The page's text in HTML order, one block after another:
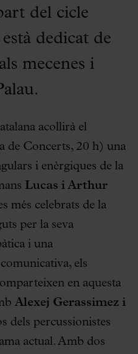
del cicle
dedicat de
mecenes i
acollirà el
de Concerts, 20 h) una
i enèrgiques de la
Lucas i Arthur
més celebrats de la
per la seva
i una
els
en aquesta
Alexej Gerassimez i
dels percussionistes
actual. Amb dos